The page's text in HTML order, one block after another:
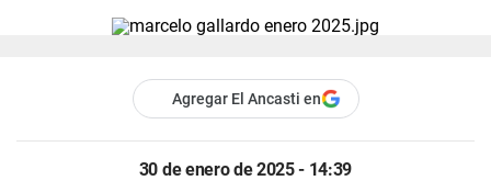
Agregar El Ancasti en
30 de enero de 2025 - 14:39